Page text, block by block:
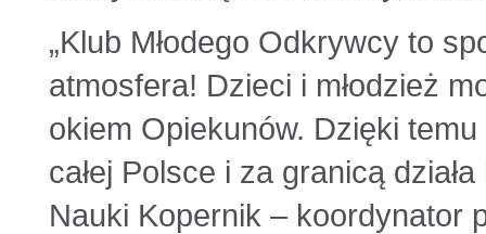
„Klub Młodego Odkrywcy to
atmosfera! Dzieci i młodzież
okiem Opiekunów. Dzięki
całej Polsce i za granicą
Nauki Kopernik – koordynator